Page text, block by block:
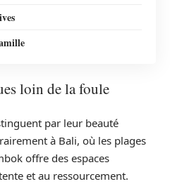
loin de la foule
par leur beauté
à Bali, où les plages
offre des espaces
et au ressourcement.